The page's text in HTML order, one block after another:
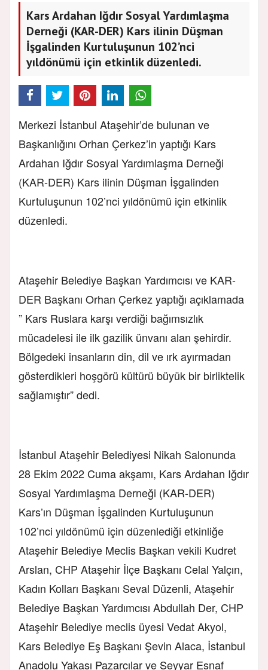
Kars Ardahan Iğdır Sosyal Yardımlaşma
Derneği (KAR-DER) Kars ilinin Düşman
İşgalinden Kurtuluşunun 102’nci
yıldönümü için etkinlik düzenledi.
Merkezi İstanbul Ataşehir’de bulunan ve
Başkanlığını Orhan Çerkez’in yaptığı Kars
Ardahan Iğdır Sosyal Yardımlaşma Derneği
(KAR-DER) Kars ilinin Düşman İşgalinden
Kurtuluşunun 102’nci yıldönümü için etkinlik
düzenledi.
Ataşehir Belediye Başkan Yardımcısı ve KAR-
DER Başkanı Orhan Çerkez yaptığı açıklamada
” Kars Ruslara karşı verdiği bağımsızlık
mücadelesi ile ilk gazilik ünvanı alan şehirdir.
Bölgedeki insanların din, dil ve ırk ayırmadan
gösterdikleri hoşgörü kültürü büyük bir birliktelik
sağlamıştır” dedi.
İstanbul Ataşehir Belediyesi Nikah Salonunda
28 Ekim 2022 Cuma akşamı, Kars Ardahan Iğdır
Sosyal Yardımlaşma Derneği (KAR-DER)
Kars’ın Düşman İşgalinden Kurtuluşunun
102’nci yıldönümü için düzenlediği etkinliğe
Ataşehir Belediye Meclis Başkan vekili Kudret
Arslan, CHP Ataşehir İlçe Başkanı Celal Yalçın,
Kadın Kolları Başkanı Seval Düzenli, Ataşehir
Belediye Başkan Yardımcısı Abdullah Der, CHP
Ataşehir Belediye meclis üyesi Vedat Akyol,
Kars Belediye Eş Başkanı Şevin Alaca, İstanbul
Anadolu Yakası Pazarcılar ve Seyyar Esnaf